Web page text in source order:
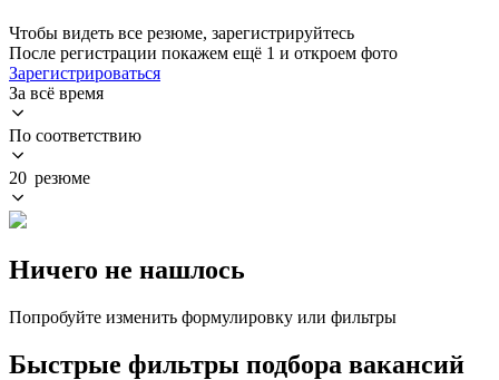
Чтобы видеть все резюме, зарегистрируйтесь
После регистрации покажем ещё 1 и откроем фото
Зарегистрироваться
За всё время
По соответствию
20 резюме
Ничего не нашлось
Попробуйте изменить формулировку или фильтры
Быстрые фильтры подбора вакансий